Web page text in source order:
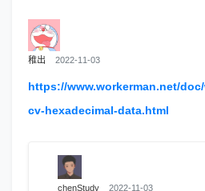
稚出 2022-11-03
https://www.workerman.net/
cv-hexadecimal-data.html
chenStudy 2022-11-03